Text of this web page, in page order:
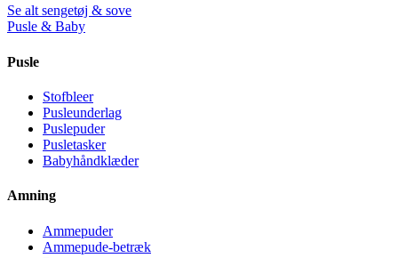
Se alt sengetøj & sove
Pusle & Baby
Pusle
Stofbleer
Pusleunderlag
Puslepuder
Pusletasker
Babyhåndklæder
Amning
Ammepuder
Ammepude-betræk